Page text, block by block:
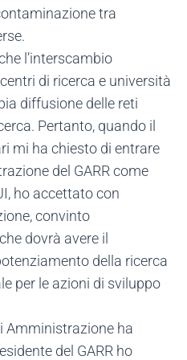
tra
l’interscambio
di ricerca e università
diffusione delle reti
Pertanto, quando il
mi ha chiesto di entrare
del GARR come
ho accettato con
convinto
dovrà avere il
della ricerca
per le azioni di sviluppo
Amministrazione ha
del GARR ho